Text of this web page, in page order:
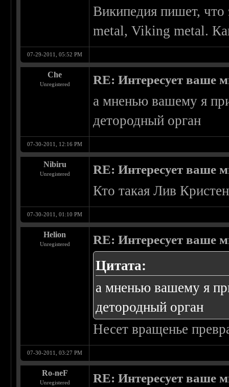
Википедия пишет,
metal, Viking metal.
07-29-2011, 05:52 PM
Che
Unregistered RE: Интересует ваше
а мненью вашему я
детородный орган
07-30-2011, 12:16 PM
Nibiru
Unregistered RE: Интересует ваше
Кто такая Лив
07-30-2011, 01:10 PM
Helion
Unregistered RE: Интересует ваше
Цитата:
а мненью вашему я
детородный орган
Несет вращенье
07-30-2011, 03:27 PM
Ro-neF
Unregistered RE: Интересует ваше